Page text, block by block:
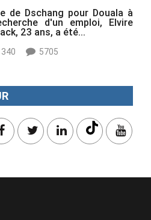
de Dschang pour Douala à
d'un emploi, Elvire
23 ans, a été...
5705